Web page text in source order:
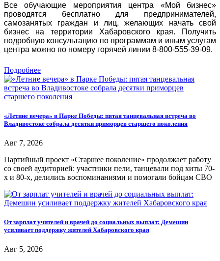
Все обучающие мероприятия центра «Мой бизнес»
проводятся бесплатно для предпринимателей,
самозанятых граждан и лиц, желающих начать свой
бизнес на территории Хабаровского края. Получить
подробную консультацию по программам и иным услугам
центра можно по номеру горячей линии 8-800-555-39-09.
Подробнее
«Летние вечера» в Парке Победы: пятая танцевальная встреча во
Владивостоке собрала десятки приморцев старшего поколения
Авг 7, 2026
Партийный проект «Старшее поколение» продолжает работу
со своей аудиторией: участники пели, танцевали под хиты 70-
х и 80-х, делились воспоминаниями и помогали бойцам СВО
От зарплат учителей и врачей до социальных выплат: Демешин
усиливает поддержку жителей Хабаровского края
Авг 5, 2026